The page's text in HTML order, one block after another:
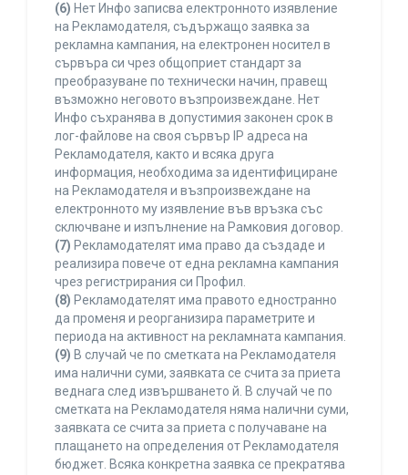
(6) Нет Инфо записва електронното изявление
на Рекламодателя, съдържащо заявка за
рекламна кампания, на електронен носител в
сървъра си чрез общоприет стандарт за
преобразуване по технически начин, правещ
възможно неговото възпроизвеждане. Нет
Инфо съхранява в допустимия законен срок в
лог-файлове на своя сървър IP адреса на
Рекламодателя, както и всяка друга
информация, необходима за идентифициране
на Рекламодателя и възпроизвеждане на
електронното му изявление във връзка със
сключване и изпълнение на Рамковия договор.
(7) Рекламодателят има право да създаде и
реализира повече от една рекламна кампания
чрез регистрирания си Профил.
(8) Рекламодателят има правото едностранно
да променя и реорганизира параметрите и
периода на активност на рекламната кампания.
(9) В случай че по сметката на Рекламодателя
има налични суми, заявката се счита за приета
веднага след извършването й. В случай че по
сметката на Рекламодателя няма налични суми,
заявката се счита за приета с получаване на
плащането на определения от Рекламодателя
бюджет. Всяка конкретна заявка се прекратява